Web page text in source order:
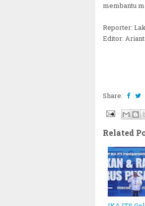
membantu
Reporter:
Editor:
Share:
Related